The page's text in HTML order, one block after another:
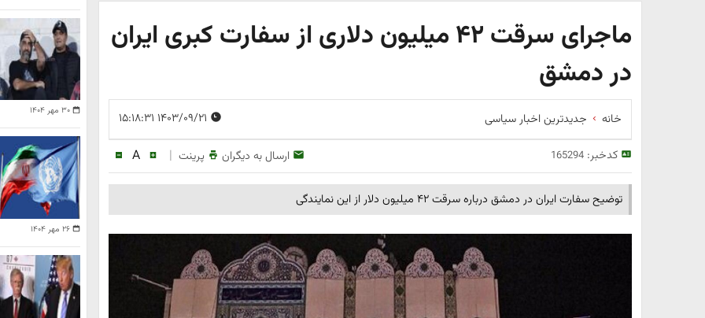
ماجرای سرقت ۴۲ میلیون دلاری از سفارت کبری ایران
در دمشق
خانه جدیدترین اخبار سیاسی
کدخبر:165294 ارسال به دیگران پرینت |
A
توضیح سفارت ایران در دمشق درباره سرقت ۴۲ میلیون دلار از این نمایندگی
۳۰ مهر ۱۴۰۴
۲۶ مهر ۱۴۰۴